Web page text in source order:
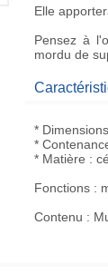
Elle
Pensez à
mordu de
*
*
* Matière :
Fonctions :
Contenu :